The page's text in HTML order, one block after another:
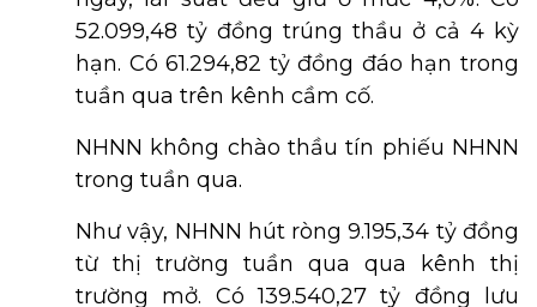
52.099,48 tỷ đồng trúng thầu ở cả 4 kỳ
hạn. Có 61.294,82 tỷ đồng đáo hạn trong
tuần qua trên kênh cầm cố.
NHNN không chào thầu tín phiếu NHNN
trong tuần qua.
Như vậy, NHNN hút ròng 9.195,34 tỷ đồng
từ thị trường tuần qua qua kênh thị
trường mở. Có 139.540,27 tỷ đồng lưu